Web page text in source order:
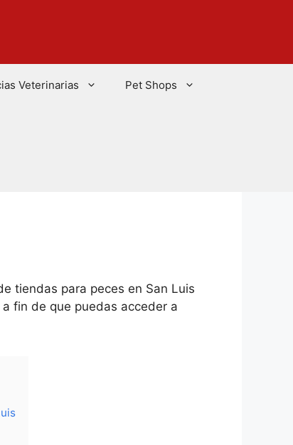
Veterinarias Pet Shops
tiendas para peces en San Luis
a fin de que puedas acceder a